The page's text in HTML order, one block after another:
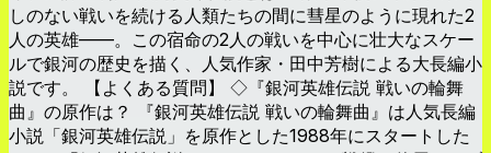
しのない戦いを続ける人類たちの間に彗星のように現れた2
人の英雄——。この宿命の2人の戦いを中心に壮大なスケー
ルで銀河の歴史を描く、人気作家・田中芳樹による大長編小
説です。 【よくある質問】 ◇『銀河英雄伝説 戦いの輪舞
曲』の原作は？ 『銀河英雄伝説 戦いの輪舞曲』は人気長編
小説「銀河英雄伝説」を原作とした1988年にスタートした